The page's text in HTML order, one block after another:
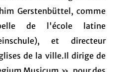
Gerstenbüttel, comme
de l'école latine
et directeur
de la ville.Il dirige de